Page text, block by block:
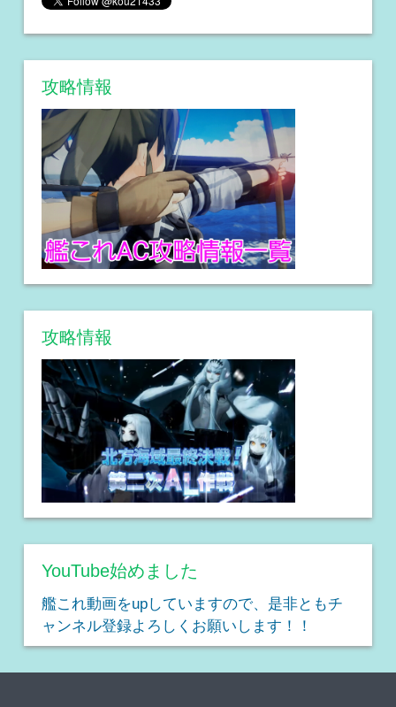
攻略情報
攻略情報
YouTube始めました
艦これ動画をupしていますので、是非ともチ
ャンネル登録よろしくお願いします！！